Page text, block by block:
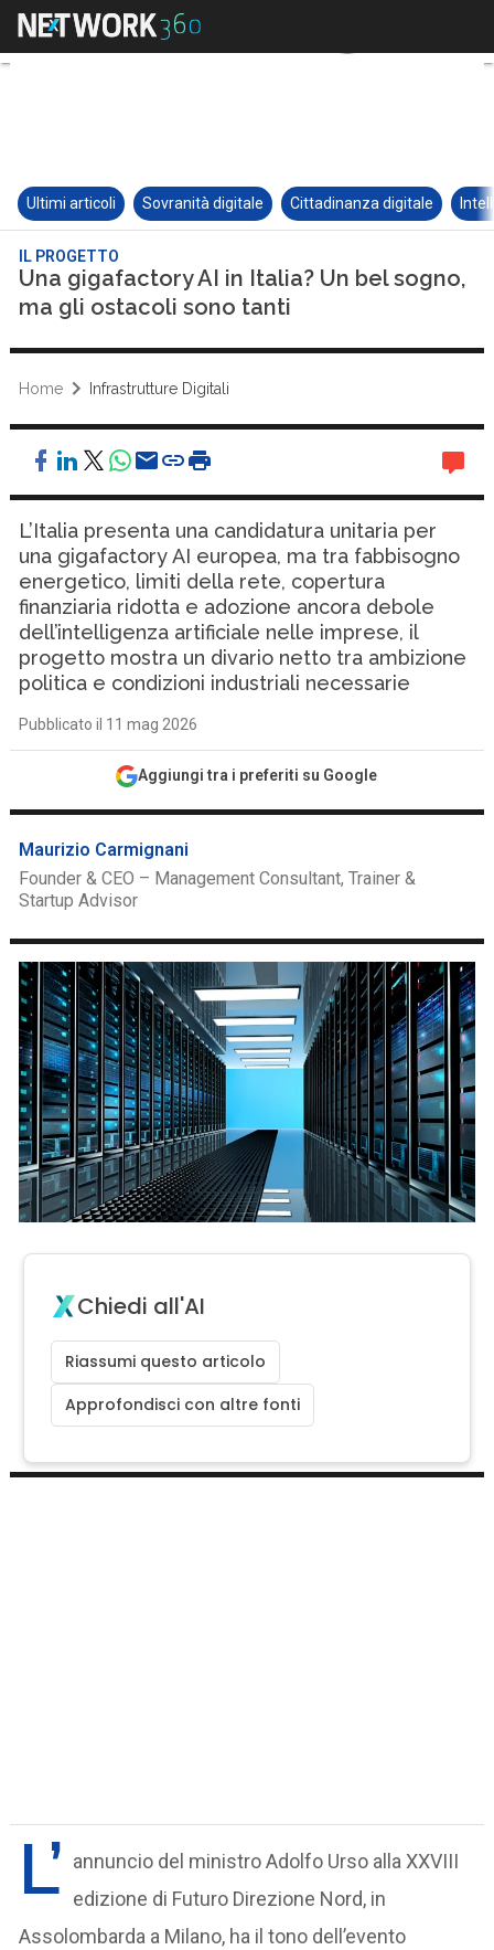
Ultimi articoli Sovranità digitale Cittadinanza digitale
IL PROGETTO
Una gigafactory AI in Italia? Un bel sogno,
ma gli ostacoli sono tanti
Home Infrastrutture Digitali
L’Italia presenta una candidatura unitaria per
una gigafactory AI europea, ma tra fabbisogno
energetico, limiti della rete, copertura
finanziaria ridotta e adozione ancora debole
dell’intelligenza artificiale nelle imprese, il
progetto mostra un divario netto tra ambizione
politica e condizioni industriali necessarie
Pubblicato il 11 mag 2026
Aggiungi tra i preferiti su Google
Maurizio Carmignani
Founder & CEO – Management Consultant, Trainer &
Startup Advisor
Chiedi all'AI
Riassumi questo articolo
Approfondisci con altre fonti
L’ annuncio del ministro Adolfo Urso alla XXVIII
edizione di Futuro Direzione Nord, in
Assolombarda a Milano, ha il tono dell’evento